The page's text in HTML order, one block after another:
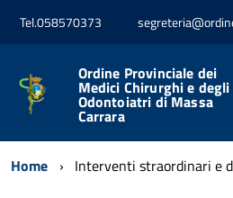
Tel.058570373
Ordine Provinciale dei
Medici Chirurghi e degli
Odontoiatri di Massa
Carrara
Home Interventi straordinari e